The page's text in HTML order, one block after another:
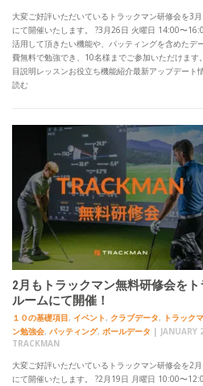
大変ご好評いただいているトラックマン研修会を3
にて開催いたします。 ?3月26日 火曜日 14:00〜
活用して頂きたい機能や、パッティングを含めたデ
費無料で勉強でき、10名様までご参加いただけま
目説明レッスンお役立ち機能紹介最新アップデー
読む
2月もトラックマン無料研修会を
ルームにて開催！
１０の基礎項目, イベント, クラブデータ, トラック
ン勉強会, パッティング, ボールデータ | JANUARY
TRACKMAN
大変ご好評いただいているトラックマン研修会を2
にて開催いたします。 ?2月19日 月曜日 10:00〜